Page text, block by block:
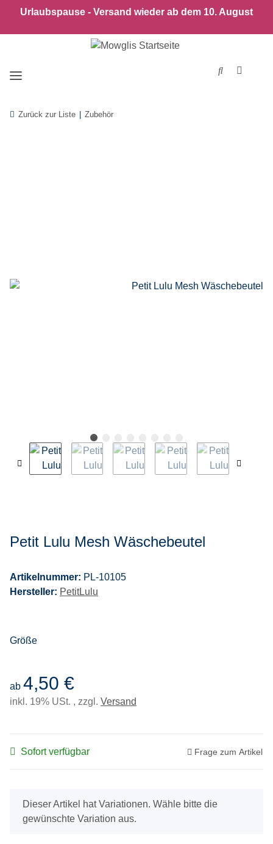
Urlaubspause - Versand wieder ab dem 10. August
Zurück zur Liste Zubehör
Petit Lulu Mesh Wäschebeutel
Artikelnummer: PL-10105
Hersteller: PetitLulu
Größe
ab 4,50 €
inkl. 19% USt. , zzgl. Versand
Sofort verfügbar Frage zum Artikel
xDieser Artikel hat Variationen. Wähle bitte die
gewünschte Variation aus.